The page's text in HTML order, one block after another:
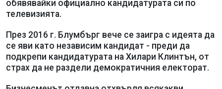
обявявайки официално кандидатурата си по
телевизията.
През 2016 г. Блумбърг вече се заигра с идеята да
се яви като независим кандидат - преди да
подкрепи кандидатурата на Хилари Клинтън, от
страх да не раздели демократичния електорат.